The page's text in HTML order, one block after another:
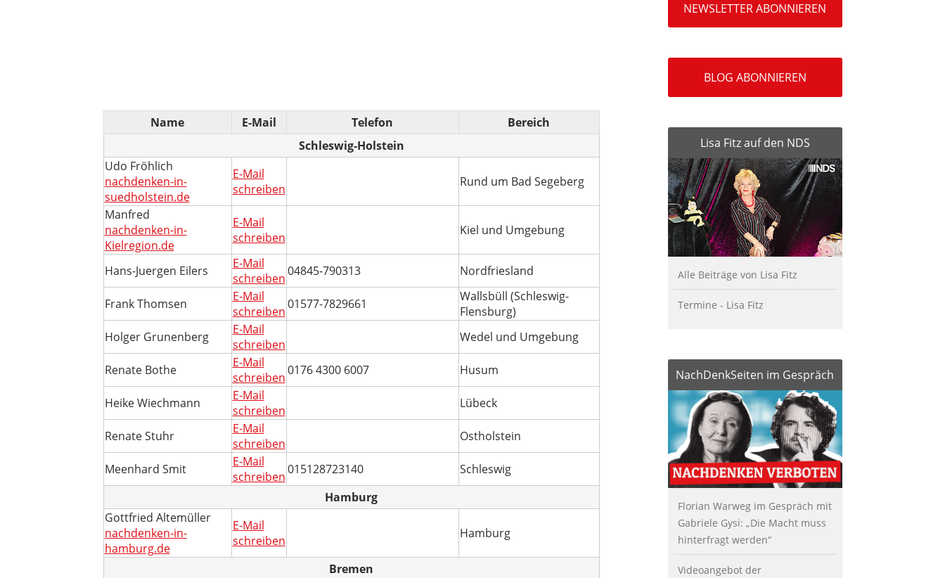
Name E-Mail Telefon
Bereich
Schleswig-Holstein
Udo Fröhlich
nachdenken-in-
suedholstein.de
E-Mail
schreiben
Rund um Bad Segeberg
Manfred
nachdenken-in-
Kielregion.de
E-Mail
schreiben
Kiel und Umgebung
Hans-Juergen Eilers
E-Mail
schreiben04845-790313 Nordfriesland
Frank Thomsen
E-Mail
schreiben01577-7829661
Wallsbüll (Schleswig-
Flensburg)
Holger Grunenberg
E-Mail
schreiben
Wedel und Umgebung
Renate Bothe
E-Mail
schreiben0176 4300 6007 Husum
Heike Wiechmann
E-Mail
schreiben
Lübeck
Renate Stuhr
E-Mail
schreiben
Ostholstein
Meenhard Smit
E-Mail
schreiben015128723140
Schleswig
Hamburg
Gottfried Altemüller
nachdenken-in-
hamburg.de
E-Mail
schreiben
Hamburg
Bremen
NEWSLETTER ABONNIEREN
BLOG ABONNIEREN
Lisa Fitz auf den NDS
Alle Beiträge von Lisa Fitz
Termine - Lisa Fitz
NachDenkSeiten im Gespräch
Florian Warweg im Gespräch mit
Gabriele Gysi: „Die Macht muss
hinterfragt werden“
Videoangebot der